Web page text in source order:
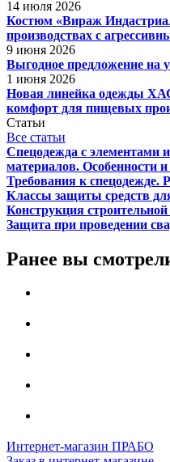
14 июля 2026
Костюм «Вираж
производствах с
9 июня 2026
Выгодное предложение на
1 июня 2026
Новая линейка одежды
комфорт для пищевых
Статьи
Все статьи
Спецодежда с элементами
материалов. Особенности
Требования к спецодежде.
Классы защиты средств
Конструкция
Защита при проведении
Ранее вы
Интернет-магазин ПРАБО